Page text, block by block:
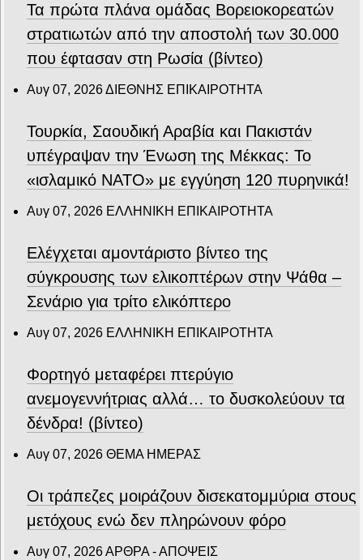
Τα πρώτα πλάνα ομάδας Βορειοκορεατών
στρατιωτών από την αποστολή των 30.000
που έφτασαν στη Ρωσία (βίντεο)
Αυγ 07, 2026ΔΙΕΘΝΗΣ ΕΠΙΚΑΙΡΟΤΗΤΑ
Τουρκία, Σαουδική Αραβία και Πακιστάν
υπέγραψαν την Ένωση της Μέκκας: Το
«ισλαμικό ΝΑΤΟ» με εγγύηση 120 πυρηνικά!
Αυγ 07, 2026 ΕΛΛΗΝΙΚΗ ΕΠΙΚΑΙΡΟΤΗΤΑ
Ελέγχεται αμοντάριστο βίντεο της
σύγκρουσης των ελικοπτέρων στην Ψάθα –
Σενάριο για τρίτο ελικόπτερο
Αυγ 07, 2026 ΕΛΛΗΝΙΚΗ ΕΠΙΚΑΙΡΟΤΗΤΑ
Φορτηγό μεταφέρει πτερύγιο
ανεμογεννήτριας αλλά… το δυσκολεύουν τα
δένδρα! (βίντεο)
Αυγ 07, 2026 ΘΕΜΑ ΗΜΕΡΑΣ
Οι τράπεζες μοιράζουν δισεκατομμύρια στους
μετόχους ενώ δεν πληρώνουν φόρο
Αυγ 07, 2026ΑΡΘΡΑ - ΑΠΟΨΕΙΣ